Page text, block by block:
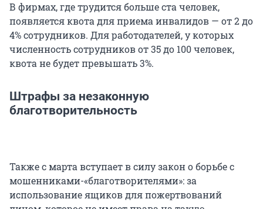
В фирмах, где трудится больше ста человек,
появляется квота для приема инвалидов — от 2 до
4% сотрудников. Для работодателей, у которых
численность сотрудников от 35 до 100 человек,
квота не будет превышать 3%.
Штрафы за незаконную
благотворительность
Также с марта вступает в силу закон о борьбе с
мошенниками-«благотворителями»: за
использование ящиков для пожертвований